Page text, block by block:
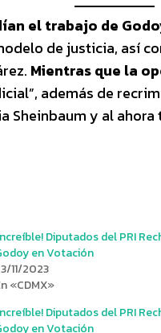
el trabajo de
de justicia, así
Mientras que la
además de
Sheinbaum y al
Diputados del PRI
en Votación
11/2023
«CDMX»
Diputados del PRI
en Votación